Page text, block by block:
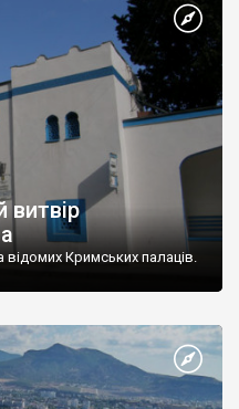
витвір
відомих Кримських палаців.